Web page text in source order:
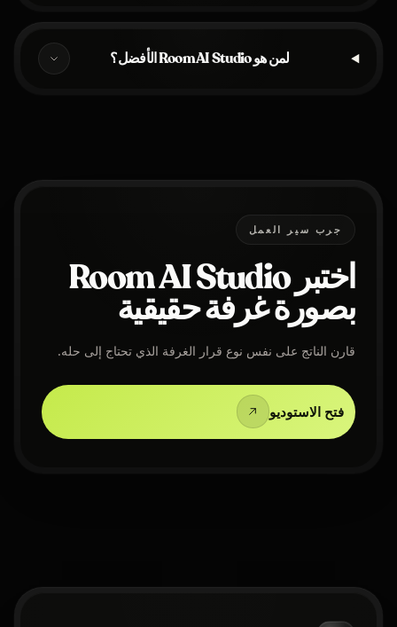
لمن هو Room AI Studio الأفضل؟
جرب سير العمل
اختبر Room AI Studio
بصورة غرفة حقيقية
قارن الناتج على نفس نوع قرار الغرفة الذي تحتاج إلى حله.
فتح الاستوديو